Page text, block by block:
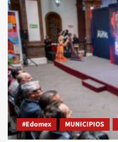
#Edomex MUNICIPIOS